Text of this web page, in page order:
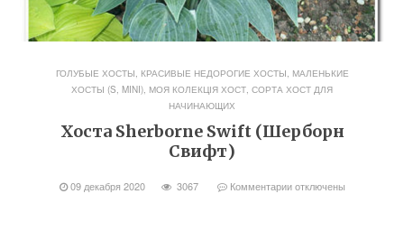
ГОЛУБЫЕ ХОСТЫ, КРАСИВЫЕ НЕДОРОГИЕ ХОСТЫ, МАЛЕНЬКИЕ
ХОСТЫ (S, MINI), МОЯ КОЛЕКЦІЯ ХОСТ, СОРТА ХОСТ ДЛЯ
НАЧИНАЮЩИХ
Хоста Sherborne Swift (Шерборн
Свифт)
09 декабря 2020 3067 Комментарииотключены